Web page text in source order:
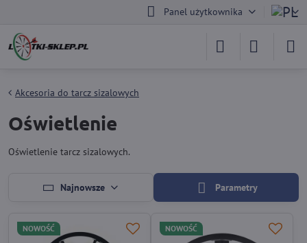
Panel użytkownika
Akcesoria do tarcz sizalowych
Oświetlenie
Oświetlenie tarcz sizalowych.
Najnowsze Parametry
NOWOŚĆ NOWOŚĆ